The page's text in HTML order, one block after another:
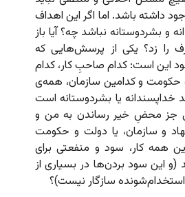
داشته باشد. اما اگر این اهداف
و بشردوستانه نباشد چه؟ آیا باز
را زد؟ یکی از پرسش‌هایی که
این است: کدام صاحبِ کار، کدام
حکومت و کدامین سازمان، همه‌ی
یا بشردوستانه است
جز محضِ خیر رساندن به من و
و سازمان، یا دولت و حکومت
همه کار، سود و منفعتی برای
این سود بردن‌ها در بسیاری از
استخدام‌شونده سازگار نیست)؟